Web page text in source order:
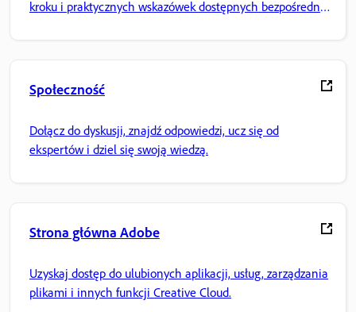
kroku i praktycznych wskazówek dostępnych bezpośrednio
Społeczność
Dołącz do dyskusji, znajdź odpowiedzi, ucz się od
ekspertów i dziel się swoją wiedzą.
Strona główna Adobe
Uzyskaj dostęp do ulubionych aplikacji, usług, zarządzania
plikami i innych funkcji Creative Cloud.